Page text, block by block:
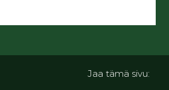
Jaa tämä sivu: